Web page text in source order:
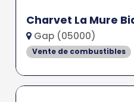
Charvet La Mure
Gap (05000)
Vente de combustibles